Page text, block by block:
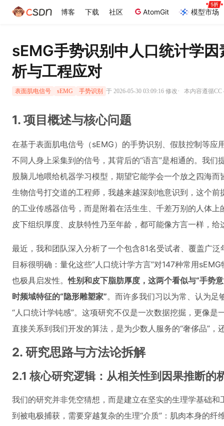
博客 下载 社区 AtomGit 模型市场
sEMG手势识别中人口统计学
析与工程应对
表面肌电信号 sEMG 手势识别 于 2026-05-30 03:09:16 修改· 本内容遵循CC
1. 项目概述与核心问题
在基于表面肌电信号（sEMG）的手势识别、假肢控制等应
不同人身上采集到的信号，其背后的“语言”是相通的。我
股脑儿地喂给机器学习模型，期望它能学会一个放之四海
生物信号打交道的工程师，我越来越深刻地意识到，这个
的工业传感器信号，而是附着在活生生、千差万别的人体
皮下组织厚度、皮肤特性乃至年龄，都可能像方言一样，给
最近，我和团队深入分析了一个包含81名受试者、覆盖广
目标很明确：量化这些“人口统计学方言”对147种常用
也极具启发性。性别和皮下脂肪厚度，这两个看似与“手势
时频域特征的“隐形雕塑家”。而许多我们习以为常、认为足
“人口统计学钝感”。这项研究不仅是一次数据挖掘，更像是
直接关系到我们开发的算法，是为少数人服务的“奢侈品”，
2. 研究思路与方法论拆解
2.1 核心研究逻辑：从相关性到因果推断的
我们的研究并非凭空猜想，而是建立在坚实的生理学基础
到被电极捕获，需要穿越复杂的生理“介质”：肌肉本身的